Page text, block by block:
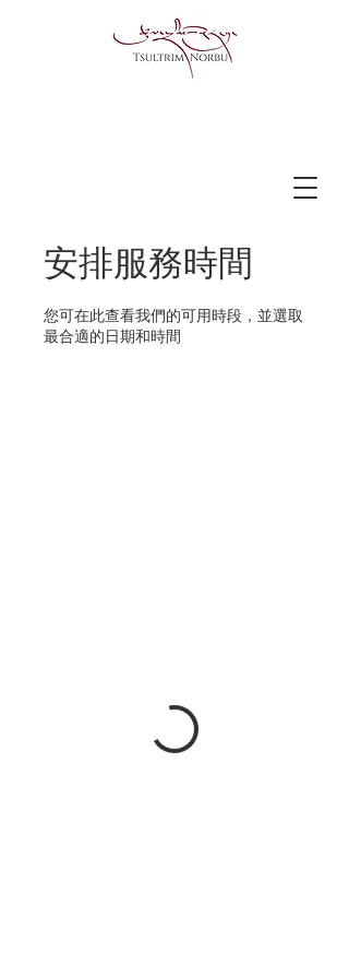
安排服務時間
您可在此查看我們的可用時段，並選取
最合適的日期和時間